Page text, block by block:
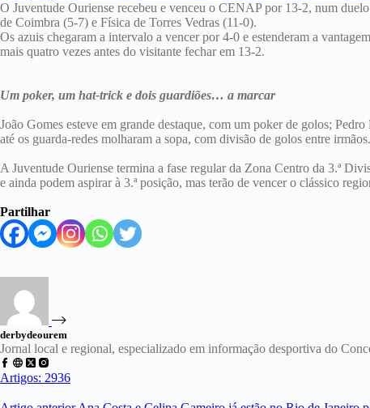
O Juventude Ouriense recebeu e venceu o CENAP por 13-2, num
de Coimbra (5-7) e Física de Torres Vedras (11-0).
Os azuis chegaram a intervalo a vencer por 4-0 e estenderam a
mais quatro vezes antes do visitante fechar em 13-2.
Um poker, um hat-trick e dois guardiões… a marcar
João Gomes esteve em grande destaque, com um poker de golos;
até os guarda-redes molharam a sopa, com divisão de golos entre
A Juventude Ouriense termina a fase regular da Zona Centro da 3.ª
e ainda podem aspirar à 3.ª posição, mas terão de vencer o clássico
Partilhar
derbydeourem
Jornal local e regional, especializado em informação desportiva do
Artigos: 2936